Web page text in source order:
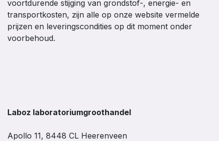
voortdurende stijging van grondstof-, energie- en
transportkosten, zijn alle op onze website vermelde
prijzen en leveringscondities op dit moment onder
voorbehoud.
Laboz laboratoriumgroothandel
Apollo 11, 8448 CL Heerenveen